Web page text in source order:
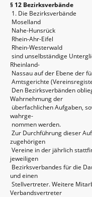
§ 12 Bezirksverbände
1. Die Bezirksverbände
Moselland
Nahe-Hunsrück
Rhein-Ahr-Eifel
Rhein-Westerwald
sind unselbständige
Rheinland-
Nassau auf der Ebene der
Amtsgerichte
Den Bezirksverbänden
Wahrnehmung der
überfachlichen Aufgaben,
wahrge-
nommen werden.
Zur Durchführung dieser
zugehörigen
Vereine in der jährlich
jeweiligen
Bezirksverbandes für die
und einen
Stellvertreter. Weitere
Verbandsvertreter